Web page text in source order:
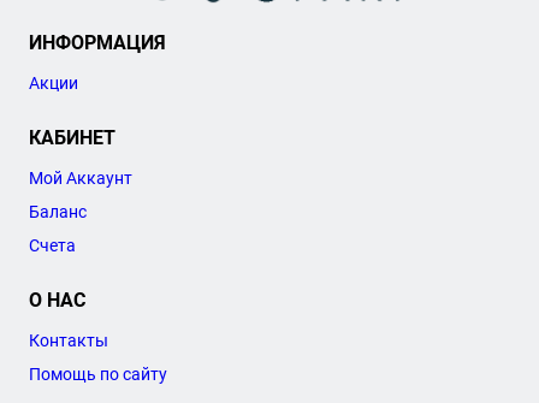
ИНФОРМАЦИЯ
Акции
КАБИНЕТ
Мой Аккаунт
Баланс
Счета
О НАС
Контакты
Помощь по сайту